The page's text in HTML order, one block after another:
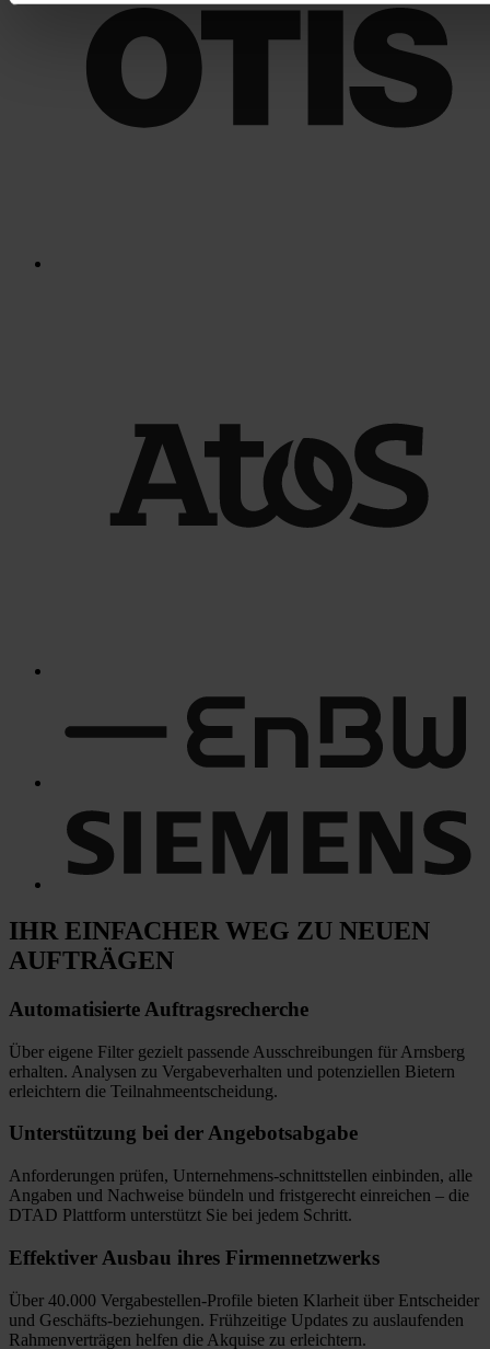
IHR EINFACHER WEG ZU NEUEN
AUFTRÄGEN
Automatisierte Auftragsrecherche
Über eigene Filter gezielt passende Ausschreibungen für Arnsberg
erhalten. Analysen zu Vergabeverhalten und potenziellen Bietern
erleichtern die Teilnahmeentscheidung.
Unterstützung bei der Angebotsabgabe
Anforderungen prüfen, Unternehmens-schnittstellen einbinden, alle
Angaben und Nachweise bündeln und fristgerecht einreichen – die
DTAD Plattform unterstützt Sie bei jedem Schritt.
Effektiver Ausbau ihres Firmennetzwerks
Über 40.000 Vergabestellen-Profile bieten Klarheit über Entscheider
und Geschäfts-beziehungen. Frühzeitige Updates zu auslaufenden
Rahmenverträgen helfen die Akquise zu erleichtern.